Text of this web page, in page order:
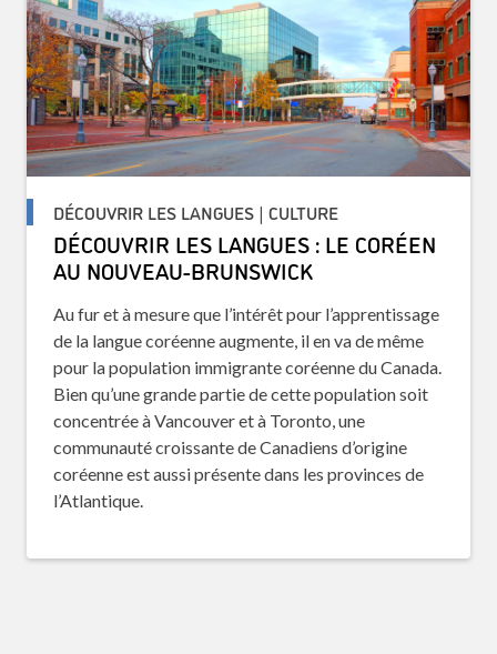
DÉCOUVRIR LES LANGUES | CULTURE
DÉCOUVRIR LES LANGUES : LE CORÉEN
AU NOUVEAU-BRUNSWICK
Au fur et à mesure que l’intérêt pour l’apprentissage
de la langue coréenne augmente, il en va de même
pour la population immigrante coréenne du Canada.
Bien qu’une grande partie de cette population soit
concentrée à Vancouver et à Toronto, une
communauté croissante de Canadiens d’origine
coréenne est aussi présente dans les provinces de
l’Atlantique.